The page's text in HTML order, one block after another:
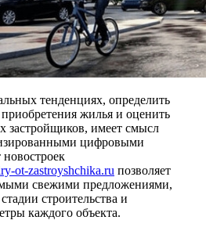
тенденциях, определить
жилья и оценить
застройщиков, имеет смысл
цифровыми
ot-zastroyshchika.ru позволяет
свежими предложениями,
строительства и
каждого объекта.